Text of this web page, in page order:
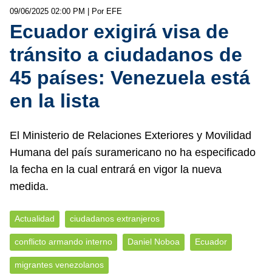
09/06/2025 02:00 PM | Por EFE
Ecuador exigirá visa de
tránsito a ciudadanos de
45 países: Venezuela está
en la lista
El Ministerio de Relaciones Exteriores y Movilidad
Humana del país suramericano no ha especificado
la fecha en la cual entrará en vigor la nueva
medida.
Actualidad ciudadanos extranjeros
conflicto armando interno Daniel Noboa Ecuador
migrantes venezolanos